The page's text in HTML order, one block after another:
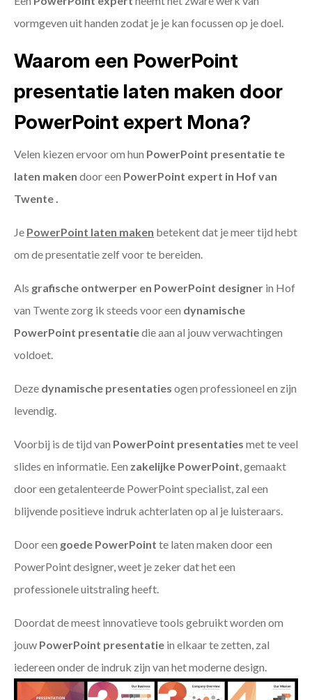
vormgeven uit handen zodat je je kan focussen op je doel.
Waarom een PowerPoint
presentatie laten maken door
PowerPoint expert Mona?
Velen kiezen ervoor om hun PowerPoint presentatie te
laten maken door een PowerPoint expert in Hof van
Twente .
Je PowerPoint laten maken betekent dat je meer tijd hebt
om de presentatie zelf voor te bereiden.
Als grafische ontwerper en PowerPoint designer in Hof
van Twente zorg ik steeds voor een dynamische
PowerPoint presentatiedie aan al jouw verwachtingen
voldoet.
Deze dynamische presentaties ogen professioneel en zijn
levendig.
Voorbij is de tijd van PowerPoint presentaties met te veel
slides en informatie. Een zakelijke PowerPoint, gemaakt
door een getalenteerde PowerPoint specialist, zal een
blijvende positieve indruk achterlaten op al je luisteraars.
Door een goede PowerPoint te laten maken door een
PowerPoint designer, weet je zeker dat het een
professionele uitstraling heeft.
Doordat de meest innovatieve tools gebruikt worden om
jouw PowerPoint presentatie in elkaar te zetten, zal
iedereen onder de indruk zijn van het moderne design.